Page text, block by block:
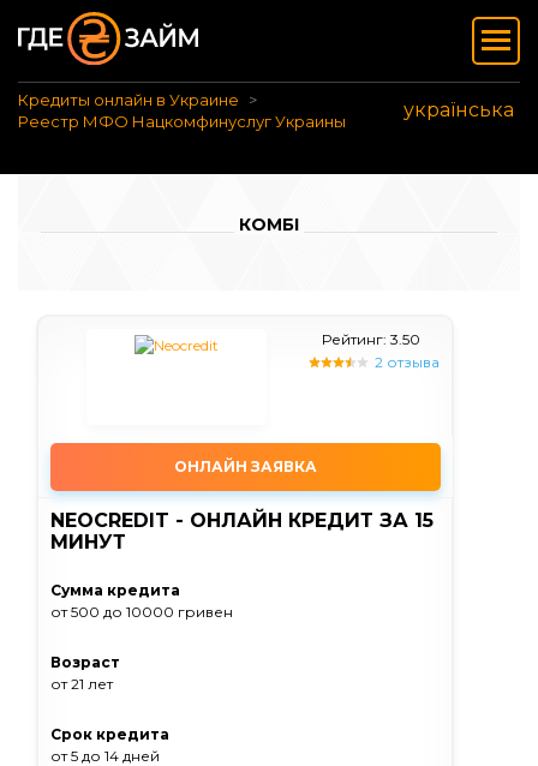
Кредиты онлайн в Украине
Реестр МФО Нацкомфинуслуг Украины
українська
КОМБІ
Рейтинг: 3.50
2 отзыва
ОНЛАЙН ЗАЯВКА
NEOCREDIT - ОНЛАЙН КРЕДИТ ЗА 15
МИНУТ
Сумма кредита
от 500 до 10000 гривен
Возраст
от 21 лет
Срок кредита
от 5 до 14 дней